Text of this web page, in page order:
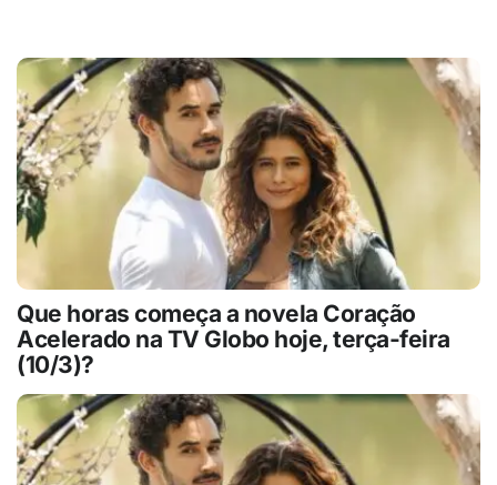
Que horas começa a novela Coração
Acelerado na TV Globo hoje, terça-feira
(10/3)?